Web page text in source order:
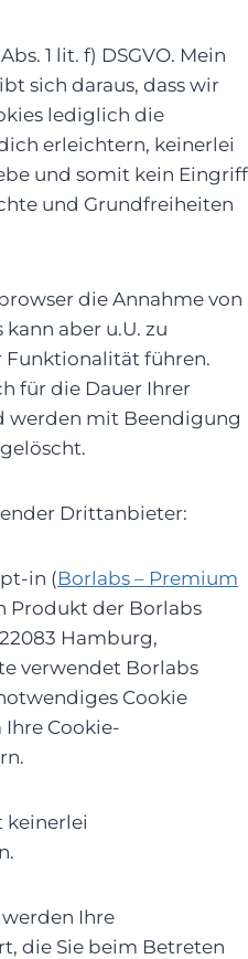
1 lit. f) DSGVO. Mein
sich daraus, dass wir
lediglich die
erleichtern, keinerlei
und somit kein Eingriff
und Grundfreiheiten
die Annahme von
kann aber u.U. zu
führen.
für die Dauer Ihrer
werden mit Beendigung
Drittanbieter:
in (Borlabs – Premium
Produkt der Borlabs
Hamburg,
verwendet Borlabs
Cookie
Ihre Cookie-
keinerlei
werden Ihre
die Sie beim Betreten